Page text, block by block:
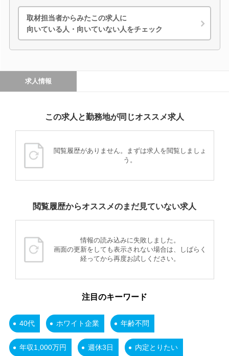
取材担当者からみたこの求人に
向いている人・向いていない人をチェック
求人情報
この求人と勤務地が同じオススメ求人
閲覧履歴がありません。まずは求人を閲覧しましょ
う。
閲覧履歴からオススメのまだ見ていない求人
情報の読み込みに失敗しました。
画面の更新をしても表示されない場合は、しばらく
経ってから再度お試しください。
注目のキーワード
40代 ホワイト企業 年齢不問
年収1,000万円 週休3日 内定とりたい